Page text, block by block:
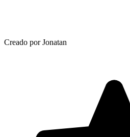
Creado por Jonatan